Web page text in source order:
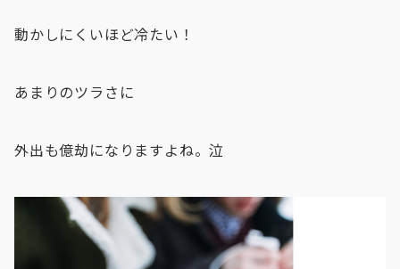
動かしにくいほど冷たい！
あまりのツラさに
外出も億劫になりますよね。泣